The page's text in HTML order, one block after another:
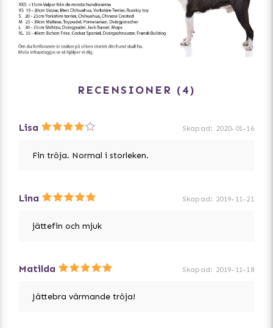
RECENSIONER 4
Lisa Skapad: 2020-01-16
Fin tröja. Normal i storleken.
Lina Skapad: 2019-11-21
jättefin och mjuk
Matilda Skapad: 2019-11-18
Jättebra värmande tröja!